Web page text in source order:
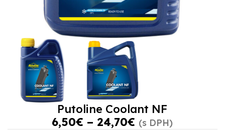
Putoline Coolant NF
6,50€ – 24,70€ (s DPH)